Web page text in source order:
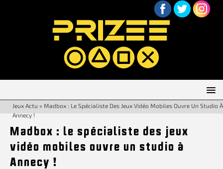
Jeux Actu » Madbox : Le Spécialiste Des Jeux Vidéo Mobiles Ouvre Un Studio À
Annecy !
Madbox : le spécialiste des jeux
vidéo mobiles ouvre un studio à
Annecy !